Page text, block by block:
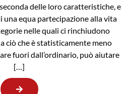
delle loro caratteristiche, e
una equa partecipazione alla vita
nelle quali ci rinchiudono
ciò che è statisticamente meno
fuori dall’ordinario, può aiutare
[…]